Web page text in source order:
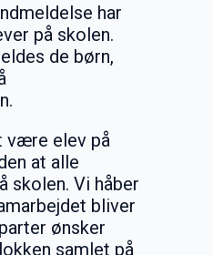
har
på skolen.
de børn,
være elev på
at alle
skolen. Vi håber
bliver
ønsker
samlet på